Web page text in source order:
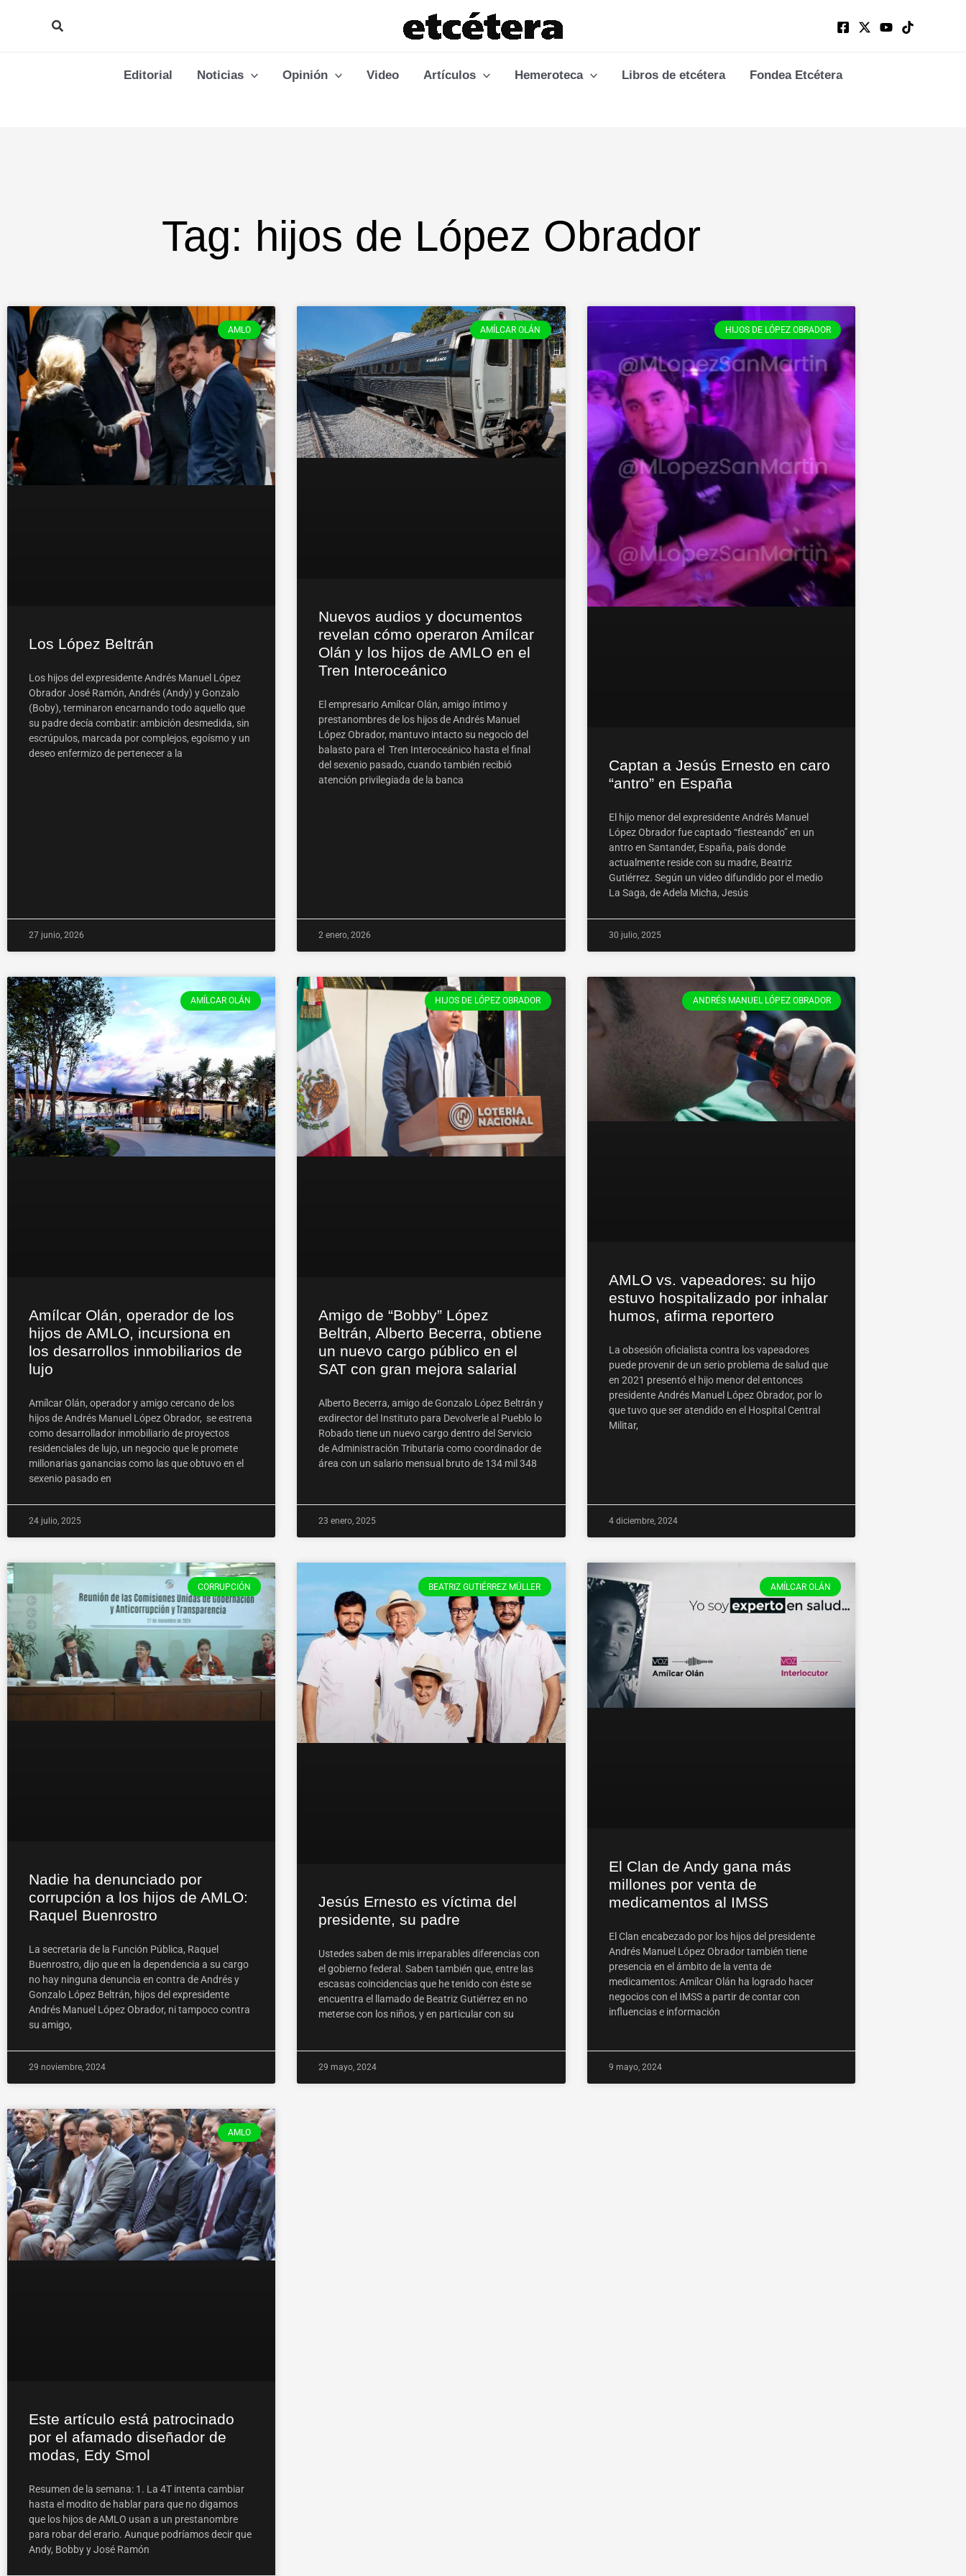
Buscar
Editorial Noticias Opinión Video Artículos Hemeroteca Libros de etcétera Fondea Etcétera
Tag: hijos de López Obrador
AMLO
Los López Beltrán
Los hijos del expresidente Andrés Manuel López
Obrador José Ramón, Andrés (Andy) y Gonzalo
(Boby), terminaron encarnando todo aquello que
su padre decía combatir: ambición desmedida, sin
escrúpulos, marcada por complejos, egoísmo y un
deseo enfermizo de pertenecer a la
27 junio, 2026
AMÍLCAR OLÁN
Nuevos audios y documentos
revelan cómo operaron Amílcar
Olán y los hijos de AMLO en el
Tren Interoceánico
El empresario Amílcar Olán, amigo íntimo y
prestanombres de los hijos de Andrés Manuel
López Obrador, mantuvo intacto su negocio del
balasto para el Tren Interoceánico hasta el final
del sexenio pasado, cuando también recibió
atención privilegiada de la banca
2 enero, 2026
HIJOS DE LÓPEZ OBRADOR
Captan a Jesús Ernesto en caro
“antro” en España
El hijo menor del expresidente Andrés Manuel
López Obrador fue captado “fiesteando” en un
antro en Santander, España, país donde
actualmente reside con su madre, Beatriz
Gutiérrez. Según un video difundido por el medio
La Saga, de Adela Micha, Jesús
30 julio, 2025
AMÍLCAR OLÁN
Amílcar Olán, operador de los
hijos de AMLO, incursiona en
los desarrollos inmobiliarios de
lujo
Amílcar Olán, operador y amigo cercano de los
hijos de Andrés Manuel López Obrador, se estrena
como desarrollador inmobiliario de proyectos
residenciales de lujo, un negocio que le promete
millonarias ganancias como las que obtuvo en el
sexenio pasado en
24 julio, 2025
HIJOS DE LÓPEZ OBRADOR
Amigo de “Bobby” López
Beltrán, Alberto Becerra, obtiene
un nuevo cargo público en el
SAT con gran mejora salarial
Alberto Becerra, amigo de Gonzalo López Beltrán y
exdirector del Instituto para Devolverle al Pueblo lo
Robado tiene un nuevo cargo dentro del Servicio
de Administración Tributaria como coordinador de
área con un salario mensual bruto de 134 mil 348
23 enero, 2025
ANDRÉS MANUEL LÓPEZ OBRADOR
AMLO vs. vapeadores: su hijo
estuvo hospitalizado por inhalar
humos, afirma reportero
La obsesión oficialista contra los vapeadores
puede provenir de un serio problema de salud que
en 2021 presentó el hijo menor del entonces
presidente Andrés Manuel López Obrador, por lo
que tuvo que ser atendido en el Hospital Central
Militar,
4 diciembre, 2024
CORRUPCIÓN
Nadie ha denunciado por
corrupción a los hijos de AMLO:
Raquel Buenrostro
La secretaria de la Función Pública, Raquel
Buenrostro, dijo que en la dependencia a su cargo
no hay ninguna denuncia en contra de Andrés y
Gonzalo López Beltrán, hijos del expresidente
Andrés Manuel López Obrador, ni tampoco contra
su amigo,
29 noviembre, 2024
BEATRIZ GUTIÉRREZ MÜLLER
Jesús Ernesto es víctima del
presidente, su padre
Ustedes saben de mis irreparables diferencias con
el gobierno federal. Saben también que, entre las
escasas coincidencias que he tenido con éste se
encuentra el llamado de Beatriz Gutiérrez en no
meterse con los niños, y en particular con su
29 mayo, 2024
AMÍLCAR OLÁN
El Clan de Andy gana más
millones por venta de
medicamentos al IMSS
El Clan encabezado por los hijos del presidente
Andrés Manuel López Obrador también tiene
presencia en el ámbito de la venta de
medicamentos: Amílcar Olán ha logrado hacer
negocios con el IMSS a partir de contar con
influencias e información
9 mayo, 2024
AMLO
Este artículo está patrocinado
por el afamado diseñador de
modas, Edy Smol
Resumen de la semana: 1. La 4T intenta cambiar
hasta el modito de hablar para que no digamos
que los hijos de AMLO usan a un prestanombre
para robar del erario. Aunque podríamos decir que
Andy, Bobby y José Ramón